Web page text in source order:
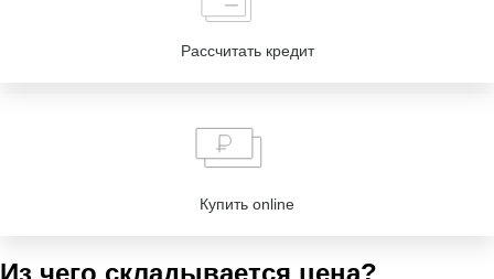
Рассчитать кредит
Купить online
Из чего складывается цена?